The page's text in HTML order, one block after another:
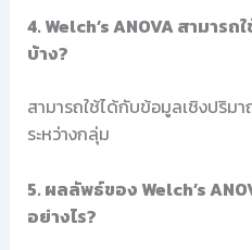
4. Welch’s ANOVA สามาร
บ้าง?
สามารถใช้ได้กับข้อมูลเชิงปริม
ระหว่างกลุ่ม
5. ผลลัพธ์ของ Welch’s
อย่างไร?